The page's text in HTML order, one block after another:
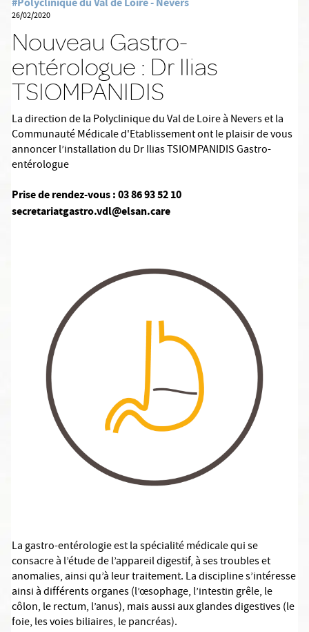
26/02/2020
Nouveau Gastro-
entérologue : Dr Ilias
TSIOMPANIDIS
La direction de la Polyclinique du Val de Loire à Nevers et la
Communauté Médicale d'Etablissement ont le plaisir de vous
annoncer l’installation du Dr Ilias TSIOMPANIDIS Gastro-
entérologue
Prise de rendez-vous : 03 86 93 52 10
secretariatgastro.vdl@elsan.care
La gastro-entérologie est la spécialité médicale qui se
consacre à l’étude de l’appareil digestif, à ses troubles et
anomalies, ainsi qu’à leur traitement. La discipline s’intéresse
ainsi à différents organes (l’œsophage, l’intestin grêle, le
côlon, le rectum, l’anus), mais aussi aux glandes digestives (le
foie, les voies biliaires, le pancréas).